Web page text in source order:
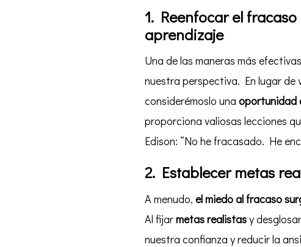
1. Reenfocar el
aprendizaje
Una de las maneras más
nuestra perspectiva. En lugar de
considerémoslo una oportunidad
proporciona valiosas lecciones
Edison: “No he fracasado. He
2. Establecer metas
A menudo, el miedo al fracaso
Al fijarmetas realistasy
nuestra confianza y reducir la